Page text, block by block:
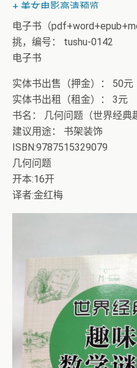
+ 美女电影高清预览
电子书（
挑，编号： tushu-0142
电子书
实体书出售（押金）： 50元
实体书出租（租金）： 3元
书名： 几何问题（世界经典
建议用途： 书架装饰
ISBN:9787515329079
几何问题
开本:16开
译者:金红梅